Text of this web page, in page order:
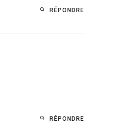
RÉPONDRE
RÉPONDRE